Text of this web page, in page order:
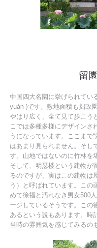
留
中国四大名園に挙げられてい
yuán )です。敷地面積も拙政
やはり広く、全て見て歩こう
こでは多種多様にデザインさ
うになっています。ここまで
はあまり見られません。そし
す。山地ではないのに竹林を
そして、明瑟楼という建物が
るのですが、実はこの建物は
う）と呼ばれています。この
めて徐福と汚れなき男女500
ージしているそうです。この
あるという説もあります。時
当時の雰囲気を感じてみるの